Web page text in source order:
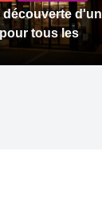
découverte d'un
tous les